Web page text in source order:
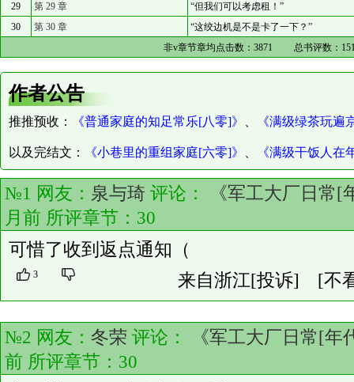
29
第 29 章
“但我们可以考虑租！”
30
第 30 章
“这绞边机是不是卡了一下？”
非v章节章均点击数： 3871 总书评数：
作者公告
推推预收： 《普通家庭的知足常乐[八零]》 《满级绿茶玩遍
以及完结文： 《小巷里的重组家庭[六零]》 《满级干饭人在
№1 网友： 泉与琦 评论：
《军工大厂日常[
月前 所评章节： 30
可惜了收到返点通知（
3 来自浙江[投诉] [不
№2 网友： 冬荣 评论：
《军工大厂日常[年
前 所评章节： 30